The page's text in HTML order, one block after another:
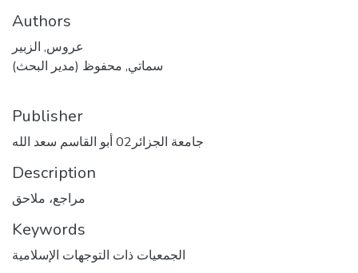
Authors
عروس, الزبير
سماتي, محفوظ (مدير البحث)
Publisher
جامعة الجزائر02 أبو القاسم سعد الله
Description
مراجع، ملاحق
Keywords
الجمعيات ذات التوجهات الإسلامية